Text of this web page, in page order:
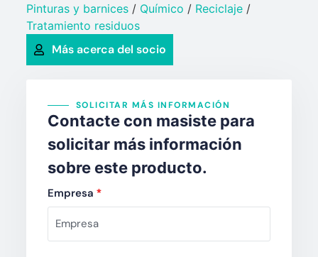
Pinturas y barnices​/ Químico​ / Reciclaje/
Tratamiento residuos
Más acerca del socio
SOLICITAR MÁS INFORMACIÓN
Contacte con masiste para
solicitar más información
sobre este producto.
Empresa *